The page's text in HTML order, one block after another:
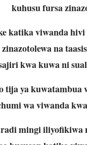
kuhusu fursa
katika viwanda
na
kwa kuwa ni
tija ya kuwatambua
wa viwanda
mingi iliyofikiwa